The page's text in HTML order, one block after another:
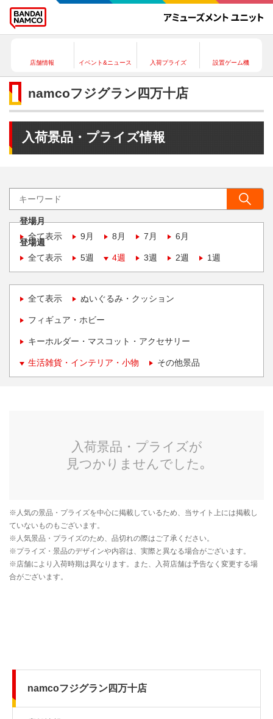
店舗情報 イベント&ニュース 入荷プライズ 設置ゲーム機
namcoフジグラン四万十店
入荷景品・プライズ情報
登場月
全て表示
9月 8月 7月 6月
登場週
全て表示
5週 4週 3週 2週 1週
全て表示 ぬいぐるみ・クッション
フィギュア・ホビー
キーホルダー・マスコット・アクセサリー
生活雑貨・インテリア・小物 その他景品
namcoフジグラン四万十店